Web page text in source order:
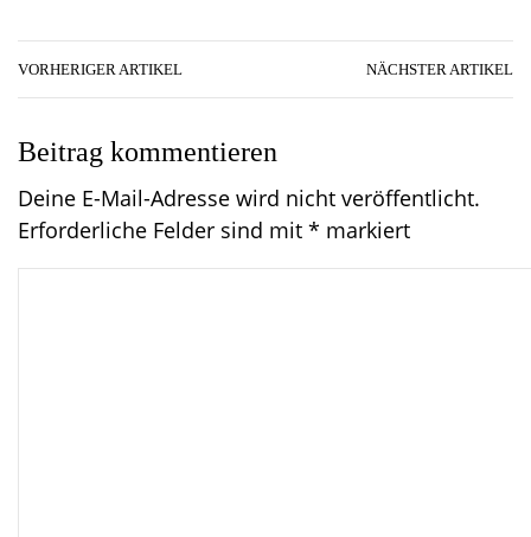
VORHERIGER ARTIKEL NÄCHSTER ARTIKEL
Beitrag kommentieren
Deine E-Mail-Adresse wird nicht veröffentlicht.
Erforderliche Felder sind mit * markiert